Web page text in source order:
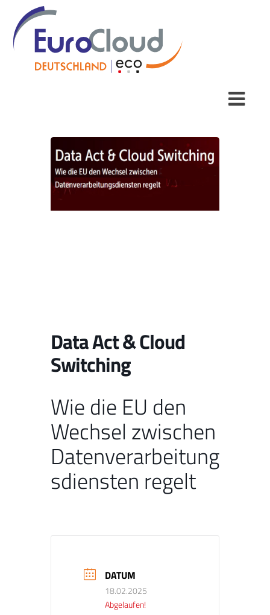
Data Act & Cloud
Switching
Wie die EU den
Wechsel zwischen
Datenverarbeitung
sdiensten regelt
DATUM
18.02.2025
Abgelaufen!